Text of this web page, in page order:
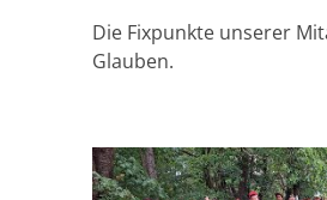
Die Fixpunkte unserer
Glauben.